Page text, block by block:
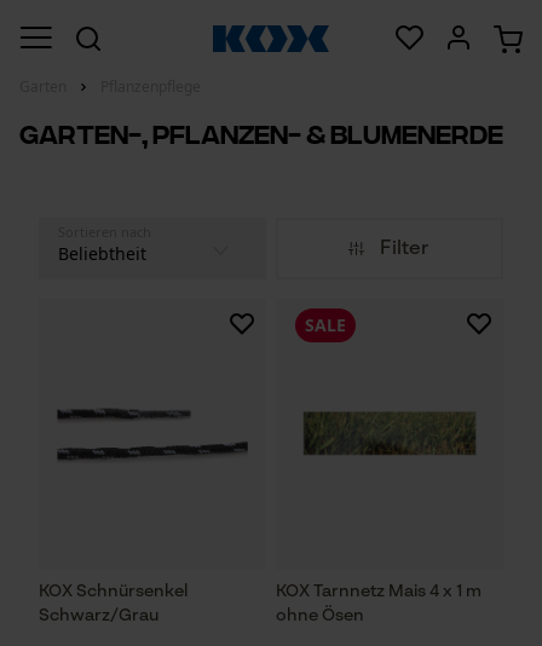
Garten-, Pflanzen- & Blumenerde
Filter
KOX Schnürsenkel
Schwarz/Grau
KOX Tarnnetz Mais 4 x 1 m
ohne Ösen
SALE